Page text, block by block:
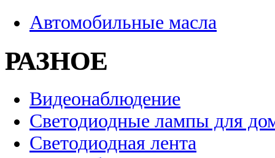
Автомобильные масла
РАЗНОЕ
Видеонаблюдение
Светодиодные лампы для
Светодиодная лента